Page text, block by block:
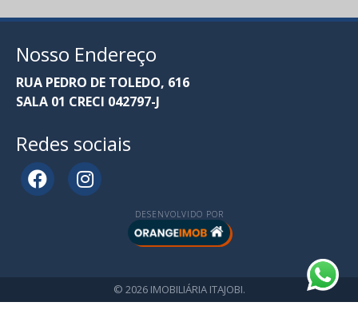
Nosso Endereço
RUA PEDRO DE TOLEDO, 616
SALA 01 CRECI 042797-J
Redes sociais
DESENVOLVIDO POR
© 2026 IMOBILIÁRIA ITAJOBI.